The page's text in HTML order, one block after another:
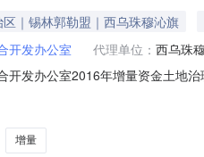
｜锡林郭勒盟｜西乌珠穆沁旗
开发办公室 代理单位： 西乌珠
开发办公室2016年增量资金土地
准文件编号：西财购准字
增量